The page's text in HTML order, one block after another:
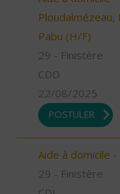
Ploudalmézeau,
Pabu (H/F)
29 - Finistère
CDD
22/08/2025
POSTULER
Aide à domicile
29 - Finistère